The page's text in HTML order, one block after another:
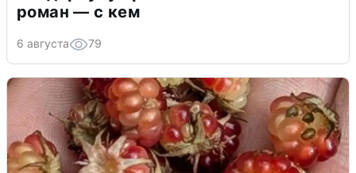
роман — с кем
6 августа 79